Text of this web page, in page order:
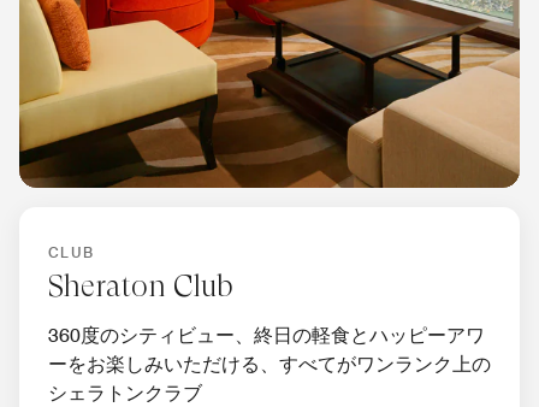
CLUB
Sheraton Club
360度のシティビュー、終日の軽食とハッピーアワ
ーをお楽しみいただける、すべてがワンランク上の
シェラトンクラブ